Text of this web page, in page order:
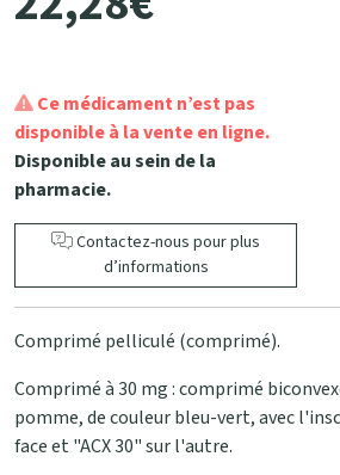
Ce médicament n’est pas
disponible à la vente en ligne.
Disponible au sein de la
pharmacie.
Contactez-nous pour plus
d’informations
Comprimé pelliculé (comprimé).
Comprimé à 30 mg : comprimé
pomme, de couleur bleu-vert, avec
face et "ACX 30" sur l'autre.